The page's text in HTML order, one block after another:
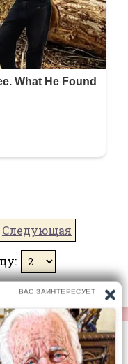
Следующая